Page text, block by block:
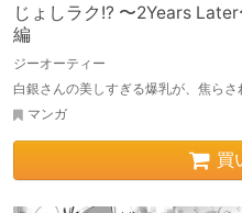
じょしラク!? 〜2Years
編
ジーオーティー
白銀さんの美しすぎる爆乳が、焦ら
マンガ
買